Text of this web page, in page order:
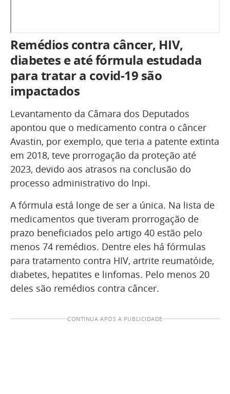
Remédios contra câncer, HIV,
diabetes e até fórmula estudada
para tratar a covid-19 são
impactados
Levantamento da Câmara dos Deputados
apontou que o medicamento contra o câncer
Avastin, por exemplo, que teria a patente extinta
em 2018, teve prorrogação da proteção até
2023, devido aos atrasos na conclusão do
processo administrativo do Inpi.
A fórmula está longe de ser a única. Na lista de
medicamentos que tiveram prorrogação de
prazo beneficiados pelo artigo 40 estão pelo
menos 74 remédios. Dentre eles há fórmulas
para tratamento contra HIV, artrite reumatóide,
diabetes, hepatites e linfomas. Pelo menos 20
deles são remédios contra câncer.
CONTINUA APÓS A PUBLICIDADE